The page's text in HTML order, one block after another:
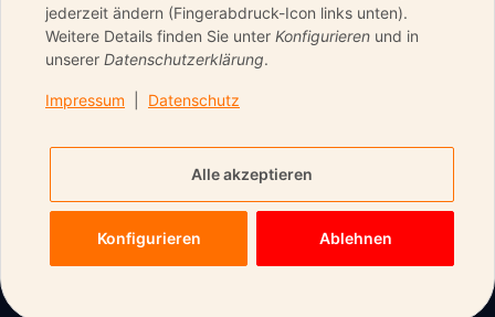
Datenschutzerklärungregelmäßig und jederzeit
widerruflich Informationen zu Ihrem Produktsortiment per
E-Mail zu.
jederzeit ändern (Fingerabdruck-Icon links unten).
Weitere Details finden Sie unter Konfigurieren und in
unserer Datenschutzerklärung.
Impressum Datenschutz
Alle akzeptieren
Konfigurieren Ablehnen